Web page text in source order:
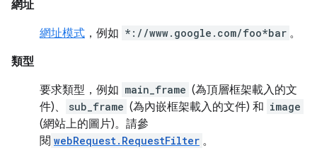
網址
網址模式 ，例如 *://www.google.com/foo*bar 。
類型
要求類型，例如 main_frame (為頂層框架載入的文
件)、
sub_frame (為內嵌框架載入的文件) 和 image
(網站上的圖片)。請參
閱 webRequest.RequestFilter 。